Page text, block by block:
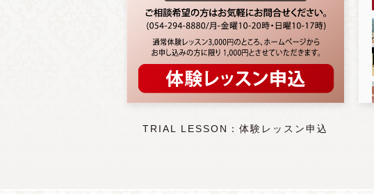
TRIAL LESSON：体験レッスン申込